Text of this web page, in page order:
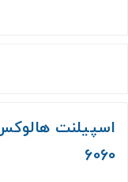
اسپیلنت
6060